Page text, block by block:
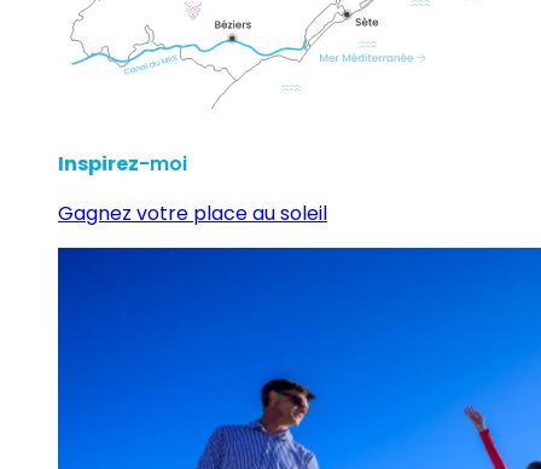
Inspirez-moi
Gagnez votre place au soleil